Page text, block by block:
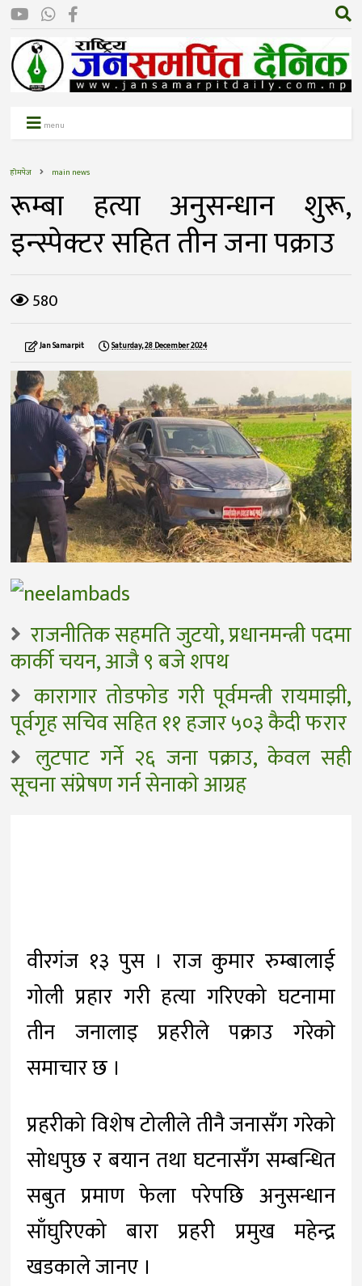
menu
होमपेज main news
रूम्बा हत्या अनुसन्धान शुरू,
इन्स्पेक्टर सहित तीन जना पक्राउ
580
Jan Samarpit Saturday, 28 December 2024
राजनीतिक सहमति जुटयाे, प्रधानमन्त्री पदमा
कार्की चयन, आजै ९ बजे शपथ
कारागार तोडफोड गरी पूर्वमन्त्री रायमाझी,
पूर्वगृह सचिव सहित ११ हजार ५०३ कैदी फरार
लुटपाट गर्ने २६ जना पक्राउ, केवल सही
सूचना संप्रेषण गर्न सेनाकाे आग्रह
वीरगंज १३ पुस । राज कुमार रुम्बालाई
गोली प्रहार गरी हत्या गरिएको घटनामा
तीन जनालाइ प्रहरीले पक्राउ गरेकाे
समाचार छ ।
प्रहरीको विशेष टोलीले तीनै जनासँग गरेको
सोधपुछ र बयान तथा घटनासँग सम्बन्धित
सबुत प्रमाण फेला परेपछि अनुसन्धान
साँघुरिएको बारा प्रहरी प्रमुख महेन्द्र
खडकाले जानए ।